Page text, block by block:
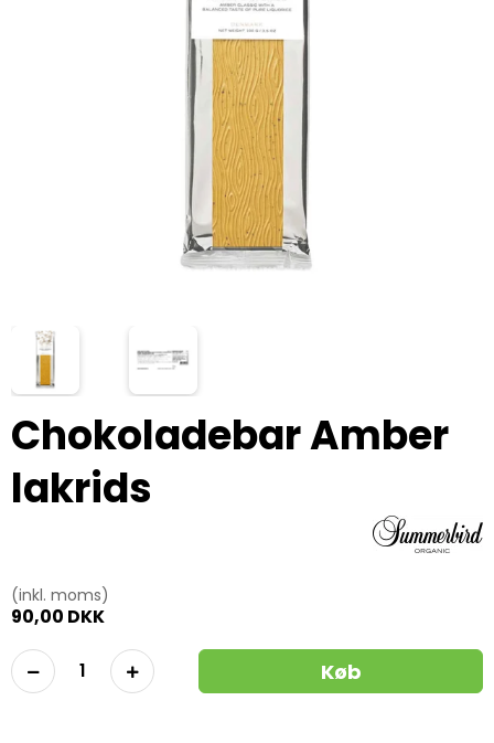
Chokoladebar Amber
lakrids
(inkl. moms)
90,00 DKK
Køb